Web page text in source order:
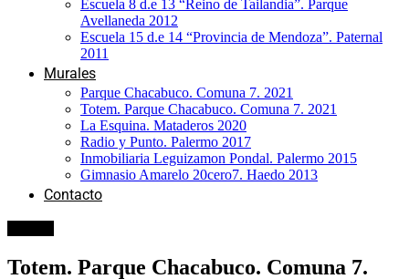
Escuela 8 d.e 13 “Reino de Tailandia”. Parque
Avellaneda 2012
Escuela 15 d.e 14 “Provincia de Mendoza”. Paternal
2011
Murales
Parque Chacabuco. Comuna 7. 2021
Totem. Parque Chacabuco. Comuna 7. 2021
La Esquina. Mataderos 2020
Radio y Punto. Palermo 2017
Inmobiliaria Leguizamon Pondal. Palermo 2015
Gimnasio Amarelo 20cero7. Haedo 2013
Contacto
Totem. Parque Chacabuco. Comuna 7.